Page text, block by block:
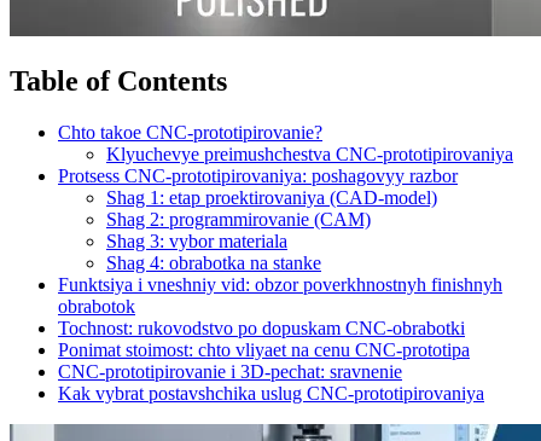
Table of Contents
Chto takoe CNC-prototipirovanie?
Klyuchevye preimushchestva CNC-prototipirovaniya
Protsess CNC-prototipirovaniya: poshagovyy razbor
Shag 1: etap proektirovaniya (CAD-model)
Shag 2: programmirovanie (CAM)
Shag 3: vybor materiala
Shag 4: obrabotka na stanke
Funktsiya i vneshniy vid: obzor poverkhnostnyh finishnyh
obrabotok
Tochnost: rukovodstvo po dopuskam CNC-obrabotki
Ponimat stoimost: chto vliyaet na cenu CNC-prototipa
CNC-prototipirovanie i 3D-pechat: sravnenie
Kak vybrat postavshchika uslug CNC-prototipirovaniya